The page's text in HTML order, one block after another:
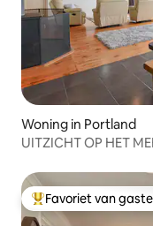
Woning in Portland
UITZICHT OP HET
Topfavoriet van
Favoriet van